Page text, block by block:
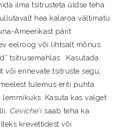
ilma tsitrusteta üldse teha
hea kalaroa vältimatu
Ameerikast pärit
eelroog või lihtsalt mõnus
tsitrusemahlas. Kasutada
erinevate tsitruste segu,
tulemus eriti puhta
Kasuta kas valget
Ceviche’i saab teha ka
krevettidest või